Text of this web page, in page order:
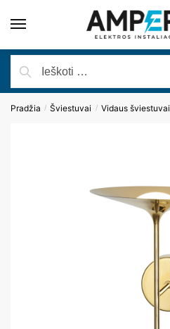
Pradžia / Šviestuvai / Vidaus šviestuvai